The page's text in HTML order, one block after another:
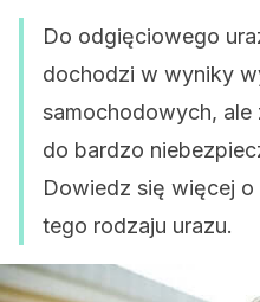
Do odgięciowego
dochodzi w wyniky
samochodowych,
do bardzo
Dowiedz się więcej
tego rodzaju urazu.